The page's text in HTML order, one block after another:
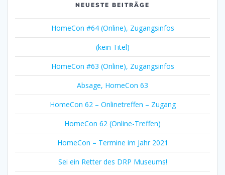
NEUESTE BEITRÄGE
HomeCon #64 (Online), Zugangsinfos
(kein Titel)
HomeCon #63 (Online), Zugangsinfos
Absage, HomeCon 63
HomeCon 62 – Onlinetreffen – Zugang
HomeCon 62 (Online-Treffen)
HomeCon – Termine im Jahr 2021
Sei ein Retter des DRP Museums!